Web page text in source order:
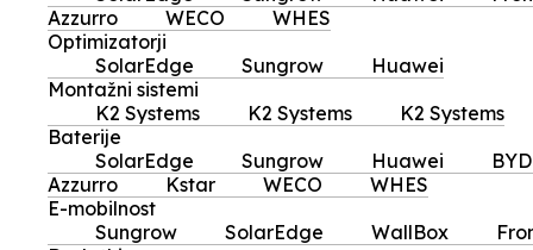
Azzurro
WECO
WHES
Optimizatorji
SolarEdge
Sungrow
Huawei
Montažni sistemi
K2 Systems
K2 Systems
K2 Systems
Baterije
SolarEdge
Sungrow Huawei
BYD
Azzurro
Kstar WECO
WHES
E-mobilnost
Sungrow
SolarEdge WallBox